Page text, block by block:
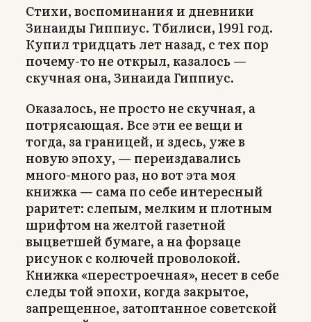
Стихи, воспоминания и дневники
Зинаиды Гиппиус. Тбилиси, 1991 год.
Купил тридцать лет назад, с тех пор
почему-то не открыл, казалось —
скучная она, Зинаида Гиппиус.
Оказалось, не просто не скучная, а
потрясающая. Все эти ее вещи и
тогда, за границей, и здесь, уже в
новую эпоху, — переиздавались
много-много раз, но вот эта моя
книжка — сама по себе интересный
раритет: слепым, мелким и плотным
шрифтом на желтой газетной
выцветшей бумаге, а на форзаце
рисунок с колючей проволокой.
Книжка «перестроечная», несет в себе
следы той эпохи, когда закрытое,
запрещенное, затоптанное советской